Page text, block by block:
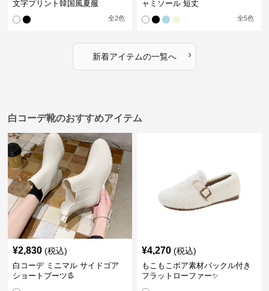
文字プリント韓国風夏服
全2色
ャミソール 短丈
全5色
新着アイテムの一覧へ ›
白コーデ靴のおすすめアイテム
¥2,830 (税込)
白コーデ ミニマル サイドゴア
ショートブーツ👢
¥4,270 (税込)
もこもこボア素材バックル付き
フラットローファー✨